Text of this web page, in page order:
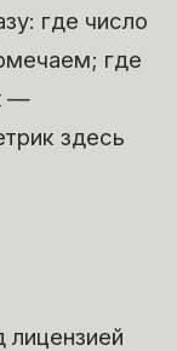
где число
где
—
здесь
лицензией